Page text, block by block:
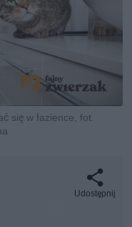
się w łazience, fot.
Udostępnij